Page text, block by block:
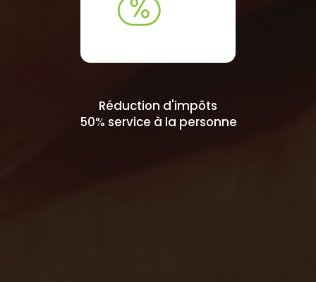
Réduction d'impôts
50% service à la personne